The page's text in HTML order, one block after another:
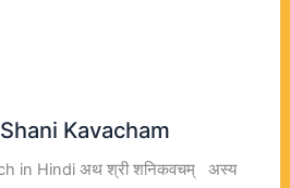
Kavacham
in Hindi अथ श्री शनिकवचम् अस्य